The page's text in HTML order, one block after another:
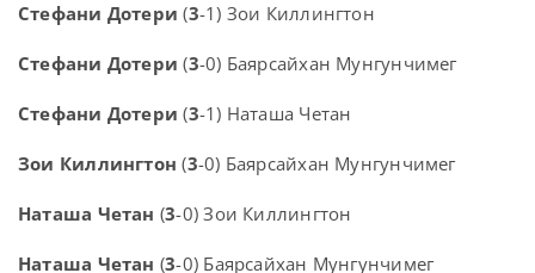
Стефани Дотери (3-1) Зои Киллингтон
Стефани Дотери (3-0) Баярсайхан Мунгунчимег
Стефани Дотери (3-1) Наташа Четан
Зои Киллингтон (3-0) Баярсайхан Мунгунчимег
Наташа Четан (3-0) Зои Киллингтон
Наташа Четан (3-0) Баярсайхан Мунгунчимег